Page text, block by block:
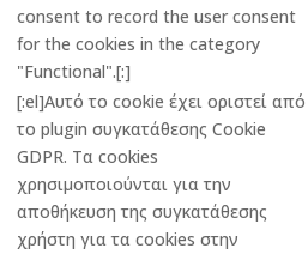
consent to record the user consent
for the cookies in the category
"Functional".[:]
[:el]Αυτό το cookie έχει οριστεί από
το plugin συγκατάθεσης Cookie
GDPR. Τα cookies
χρησιμοποιούνται για την
αποθήκευση της συγκατάθεσης
χρήστη για τα cookies στην